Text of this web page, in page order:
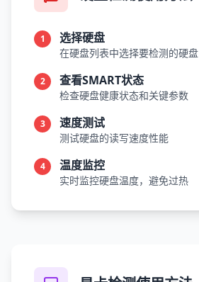
1 选择硬盘
在硬盘列表中选择要检测的硬盘
2 查看SMART状态
检查硬盘健康状态和关键参数
3 速度测试
测试硬盘的读写速度性能
4 温度监控
实时监控硬盘温度，避免过热